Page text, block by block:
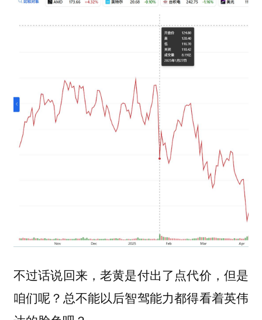
不过话说回来，老黄是付出了点代价，但是
咱们呢？总不能以后智驾能力都得看着英伟